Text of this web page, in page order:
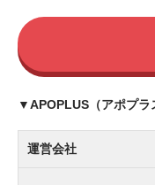
▼APOPLUS（アポプラ
運営会社